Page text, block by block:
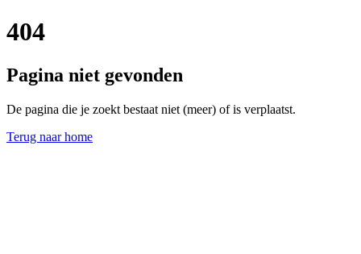
404
Pagina niet gevonden
De pagina die je zoekt bestaat niet (meer) of is verplaatst.
Terug naar home